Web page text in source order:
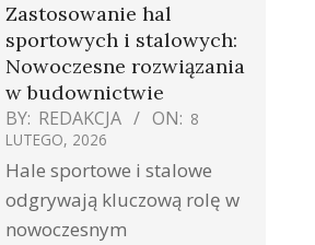
Zastosowanie hal
sportowych i stalowych:
Nowoczesne rozwiązania
w budownictwie
BY: REDAKCJA ON: 8
LUTEGO, 2026
Hale sportowe i stalowe
odgrywają kluczową rolę w
nowoczesnym